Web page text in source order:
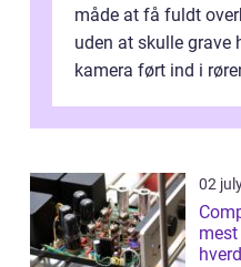
måde at få fuldt
uden at skulle grave
kamera ført ind i
02